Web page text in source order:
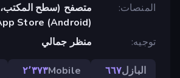
المنصات
متصفح (سطح المكتب،
Store (Android)
توجيه
منظر جمالي
البازل٦٦٧ Mobile٢٬٣٧٣